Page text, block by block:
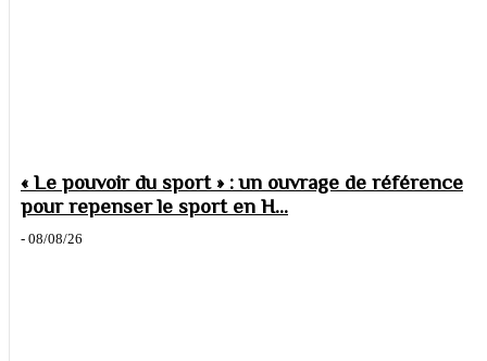
« Le pouvoir du sport » : un ouvrage de référence
pour repenser le sport en H...
- 08/08/26